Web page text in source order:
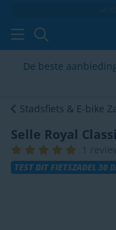
De beste
Stadsfiets & E-bike
Selle Royal
1
TEST DIT FIETSZADEL 30